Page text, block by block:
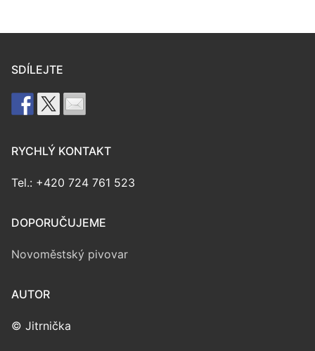
SDÍLEJTE
RYCHLÝ KONTAKT
Tel.: +420 724 761 523
DOPORUČUJEME
Novoměstský pivovar
AUTOR
© Jitrnička